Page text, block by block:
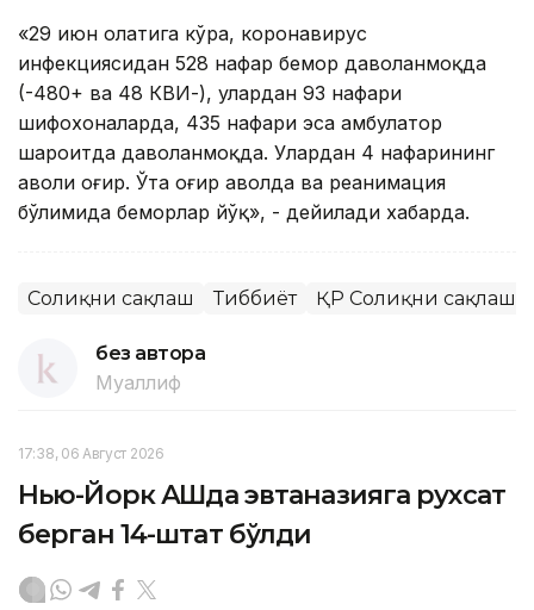
«29 июн ҳолатига кўра, коронавирус
инфекциясидан 528 нафар бемор даволанмоқда
(-480+ ва 48 КВИ-), улардан 93 нафари
шифохоналарда, 435 нафари эса амбулатор
шароитда даволанмоқда. Улардан 4 нафарининг
аҳволи оғир. Ўта оғир аҳволда ва реанимация
бўлимида беморлар йўқ», - дейилади хабарда.
Соғлиқни сақлаш Тиббиёт ҚР Соғлиқни сақлаш
без автора
Муаллиф
17:38, 06 Август 2026
Нью-Йорк АҚШда эвтаназияга рухсат
берган 14-штат бўлди